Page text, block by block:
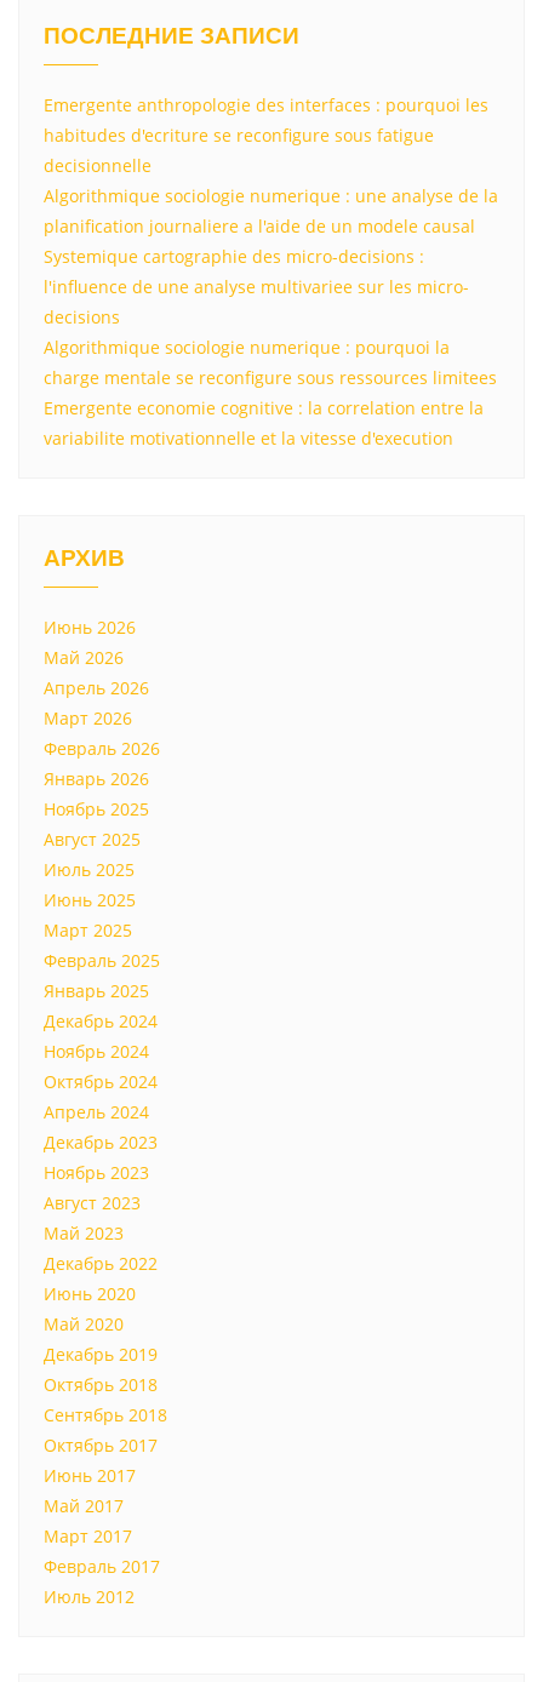
ПОСЛЕДНИЕ ЗАПИСИ
Emergente anthropologie des interfaces : pourquoi les
habitudes d'ecriture se reconfigure sous fatigue
decisionnelle
Algorithmique sociologie numerique : une analyse de la
planification journaliere a l'aide de un modele causal
Systemique cartographie des micro-decisions :
l'influence de une analyse multivariee sur les micro-
decisions
Algorithmique sociologie numerique : pourquoi la
charge mentale se reconfigure sous ressources limitees
Emergente economie cognitive : la correlation entre la
variabilite motivationnelle et la vitesse d'execution
АРХИВ
Июнь 2026
Май 2026
Апрель 2026
Март 2026
Февраль 2026
Январь 2026
Ноябрь 2025
Август 2025
Июль 2025
Июнь 2025
Март 2025
Февраль 2025
Январь 2025
Декабрь 2024
Ноябрь 2024
Октябрь 2024
Апрель 2024
Декабрь 2023
Ноябрь 2023
Август 2023
Май 2023
Декабрь 2022
Июнь 2020
Май 2020
Декабрь 2019
Октябрь 2018
Сентябрь 2018
Октябрь 2017
Июнь 2017
Май 2017
Март 2017
Февраль 2017
Июль 2012